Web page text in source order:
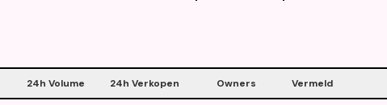
24h Volume 24h Verkopen Owners Vermeld